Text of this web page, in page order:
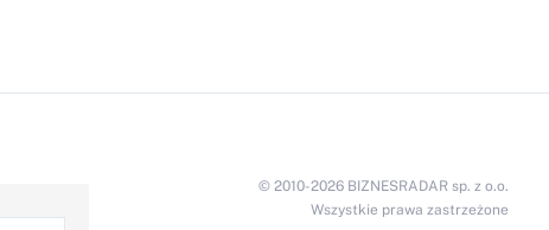
© 2010-2026 BIZNESRADAR sp. z o.o.
Wszystkie prawa zastrzeżone